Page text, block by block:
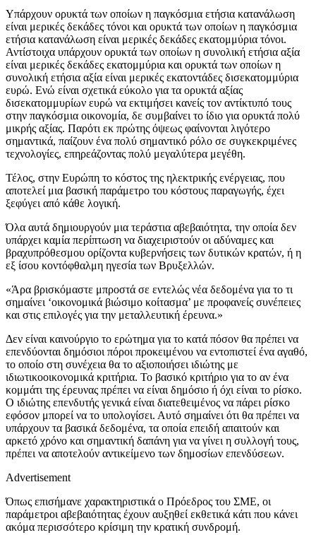
Υπάρχουν ορυκτά των οποίων η παγκόσμια ετήσια κατανάλωση
είναι μερικές δεκάδες τόνοι και ορυκτά των οποίων η παγκόσμια
ετήσια κατανάλωση είναι μερικές δεκάδες εκατομμύρια τόνοι.
Αντίστοιχα υπάρχουν ορυκτά των οποίων η συνολική ετήσια αξία
είναι μερικές δεκάδες εκατομμύρια και ορυκτά των οποίων η
συνολική ετήσια αξία είναι μερικές εκατοντάδες δισεκατομμύρια
ευρώ. Ενώ είναι σχετικά εύκολο για τα ορυκτά αξίας
δισεκατομμυρίων ευρώ να εκτιμήσει κανείς τον αντίκτυπό τους
στην παγκόσμια οικονομία, δε συμβαίνει το ίδιο για ορυκτά πολύ
μικρής αξίας. Παρότι εκ πρώτης όψεως φαίνονται λιγότερο
σημαντικά, παίζουν ένα πολύ σημαντικό ρόλο σε συγκεκριμένες
τεχνολογίες, επηρεάζοντας πολύ μεγαλύτερα μεγέθη.
Τέλος, στην Ευρώπη το κόστος της ηλεκτρικής ενέργειας, που
αποτελεί μια βασική παράμετρο του κόστους παραγωγής, έχει
ξεφύγει από κάθε λογική.
Όλα αυτά δημιουργούν μια τεράστια αβεβαιότητα, την οποία δεν
υπάρχει καμία περίπτωση να διαχειριστούν οι αδύναμες και
βραχυπρόθεσμου ορίζοντα κυβερνήσεις των δυτικών κρατών, ή η
εξ ίσου κοντόφθαλμη ηγεσία των Βρυξελλών.
«Άρα βρισκόμαστε μπροστά σε εντελώς νέα δεδομένα για το τι
σημαίνει ‘οικονομικά βιώσιμο κοίτασμα’ με προφανείς συνέπειες
και στις επιλογές για την μεταλλευτική έρευνα.»
Δεν είναι καινούργιο το ερώτημα για το κατά πόσον θα πρέπει να
επενδύονται δημόσιοι πόροι προκειμένου να εντοπιστεί ένα αγαθό,
το οποίο στη συνέχεια θα το αξιοποιήσει ιδιώτης με
ιδιωτικοοικονομικά κριτήρια. Το βασικό κριτήριο για το αν ένα
κομμάτι της έρευνας πρέπει να είναι δημόσιο ή όχι είναι το ρίσκο.
Ο ιδιώτης επενδυτής γενικά είναι διατεθειμένος να πάρει ρίσκο
εφόσον μπορεί να το υπολογίσει. Αυτό σημαίνει ότι θα πρέπει να
υπάρχουν τα βασικά δεδομένα, τα οποία επειδή απαιτούν και
αρκετό χρόνο και σημαντική δαπάνη για να γίνει η συλλογή τους,
πρέπει να αποτελούν αντικείμενο των δημοσίων επενδύσεων.
Advertisement
Όπως επισήμανε χαρακτηριστικά ο Πρόεδρος του ΣΜΕ, οι
παράμετροι αβεβαιότητας έχουν αυξηθεί εκθετικά κάτι που κάνει
ακόμα περισσότερο κρίσιμη την κρατική συνδρομή.